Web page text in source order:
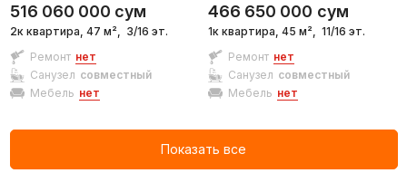
516 060 000 сум
2к квартира, 47 м²,
3/16 эт.
Ремонт нет
Санузел совместный
Мебель нет
466 650 000 сум
1к квартира, 45 м²,
11/16 эт.
Ремонт нет
Санузел совместный
Мебель нет
Показать все